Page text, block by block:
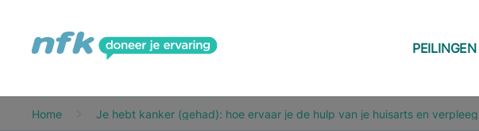
PEILINGEN
Home Je hebt kanker (gehad): hoe ervaar je de hulp van je huisarts en